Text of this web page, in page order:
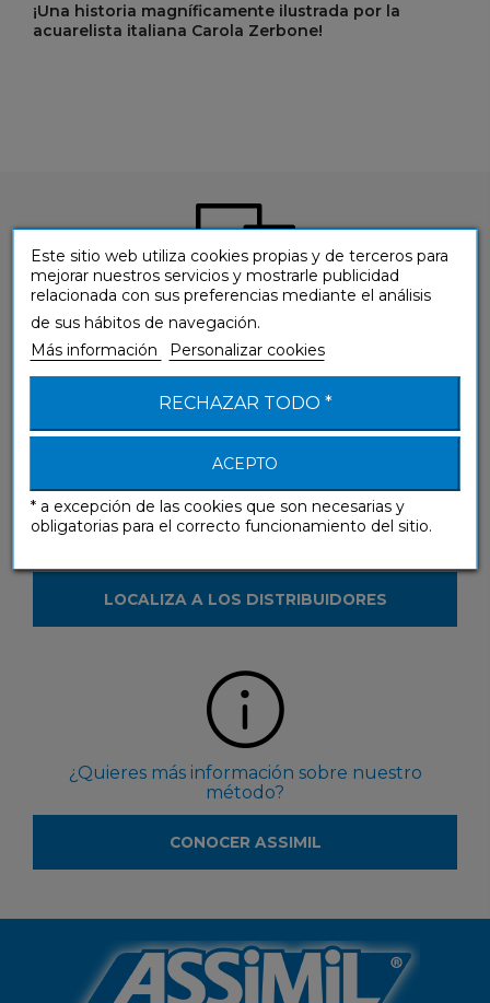
¡Una historia magníficamente ilustrada por la
acuarelista italiana Carola Zerbone!
¿Tienes alguna pregunta sobre nuestros
productos?
CONTÁCTANOS
LOCALIZA A LOS DISTRIBUIDORES
¿Quieres más información sobre nuestro
método?
CONOCER ASSIMIL
Este sitio web utiliza cookies propias y de terceros para
mejorar nuestros servicios y mostrarle publicidad
relacionada con sus preferencias mediante el análisis
de sus hábitos de navegación.
Más información
Personalizar cookies
RECHAZAR TODO *
ACEPTO
* a excepción de las cookies que son necesarias y
obligatorias para el correcto funcionamiento del sitio.